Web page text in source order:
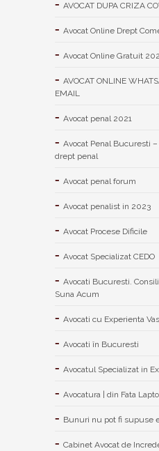
AVOCAT DUPA CRIZA
Avocat Online Drept
Avocat Online Gratuit
AVOCAT ONLINE
EMAIL
Avocat penal 2021
Avocat Penal Bucuresti
drept penal
Avocat penal forum
Avocat penalist in 2023
Avocat Procese Dificile
Avocat Specializat CEDO
Avocati Bucuresti.
Suna Acum
Avocati cu Experienta
Avocati în Bucuresti
Avocatul Specializat in
Avocatura | din Fata
Bunuri nu pot fi supuse
Cabinet Avocat de